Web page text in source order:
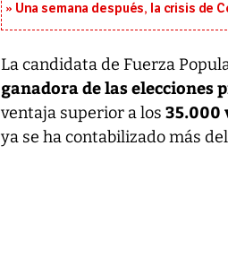
Una semana después, la crisis de
La candidata de Fuerza
ganadora de las elecciones
ventaja superior a los 35.000
ya se ha contabilizado más del